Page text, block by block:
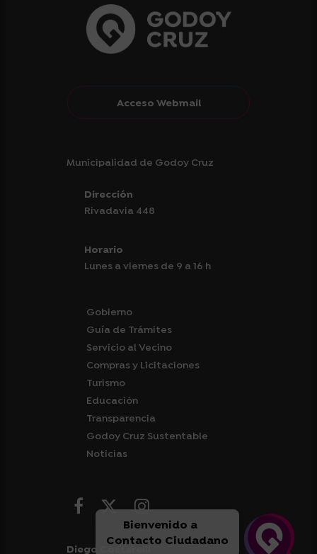
Acceso Webmail
Municipalidad de Godoy Cruz
Dirección
Rivadavia 448
Horario
Lunes a viernes de 9 a 16 h
Gobierno
Guía de Trámites
Servicio al Vecino
Compras y Licitaciones
Turismo
Educación
Transparencia
Godoy Cruz Sustentable
Noticias
Diego Costarelli
Bienvenido a
Contacto Ciudadano